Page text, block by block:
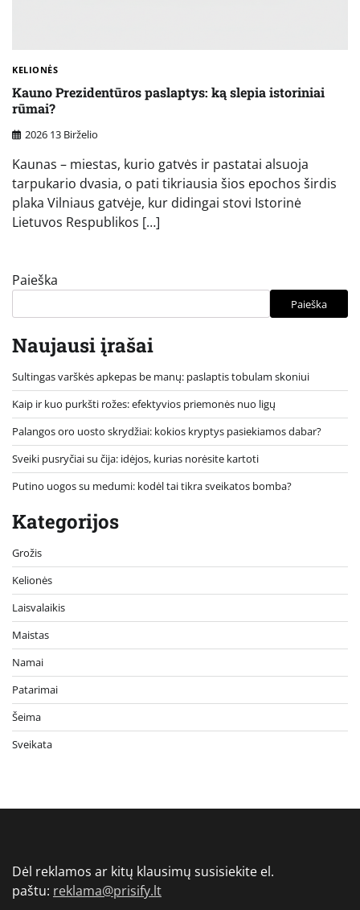
KELIONĖS
Kauno Prezidentūros paslaptys: ką slepia istoriniai
rūmai?
2026 13 Birželio
Kaunas – miestas, kurio gatvės ir pastatai alsuoja
tarpukario dvasia, o pati tikriausia šios epochos širdis
plaka Vilniaus gatvėje, kur didingai stovi Istorinė
Lietuvos Respublikos […]
Paieška
Paieška
Naujausi įrašai
Sultingas varškės apkepas be manų: paslaptis tobulam skoniui
Kaip ir kuo purkšti rožes: efektyvios priemonės nuo ligų
Palangos oro uosto skrydžiai: kokios kryptys pasiekiamos dabar?
Sveiki pusryčiai su čija: idėjos, kurias norėsite kartoti
Putino uogos su medumi: kodėl tai tikra sveikatos bomba?
Kategorijos
Grožis
Kelionės
Laisvalaikis
Maistas
Namai
Patarimai
Šeima
Sveikata
Dėl reklamos ar kitų klausimų susisiekite el.
paštu: reklama@prisify.lt